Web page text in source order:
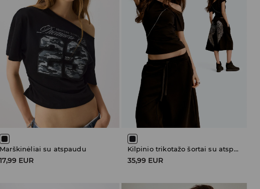
Marškinėliai su atspaudu
17,99 EUR
Kilpinio trikotažo šortai su atspaudu
35,99 EUR